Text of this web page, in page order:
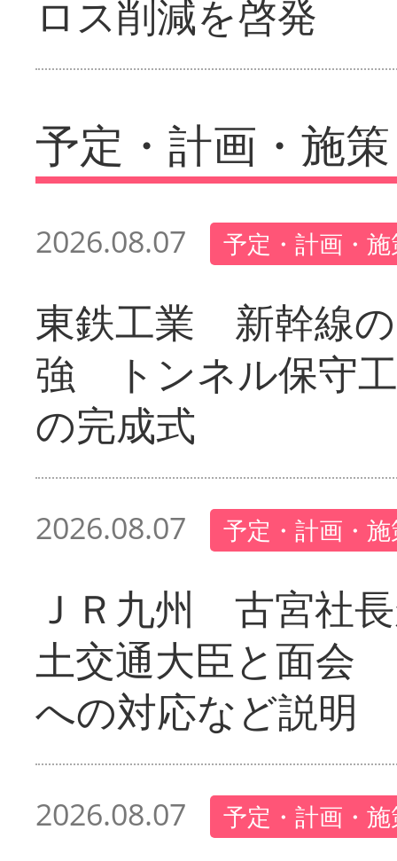
ロス削減を啓発
予定・計画・施策
2026.08.07 予定・計画・
東鉄工業 新幹線
強 トンネル保守
の完成式
2026.08.07 予定・計画・
ＪＲ九州 古宮社
土交通大臣と面会
への対応など説明
2026.08.07 予定・計画・